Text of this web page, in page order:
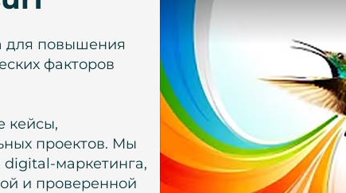
для повышения
факторов
кейсы,
проектов. Мы
маркетинга,
и проверенной